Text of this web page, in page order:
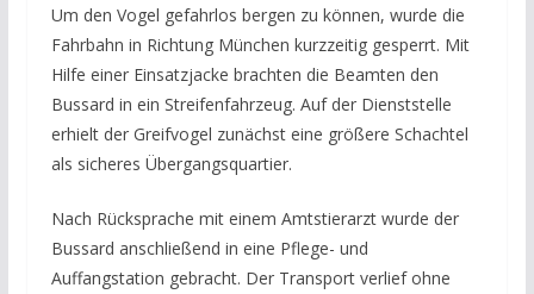
Um den Vogel gefahrlos bergen zu können, wurde die
Fahrbahn in Richtung München kurzzeitig gesperrt. Mit
Hilfe einer Einsatzjacke brachten die Beamten den
Bussard in ein Streifenfahrzeug. Auf der Dienststelle
erhielt der Greifvogel zunächst eine größere Schachtel
als sicheres Übergangsquartier.
Nach Rücksprache mit einem Amtstierarzt wurde der
Bussard anschließend in eine Pflege- und
Auffangstation gebracht. Der Transport verlief ohne